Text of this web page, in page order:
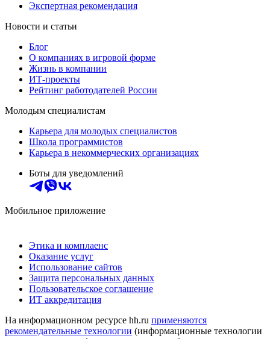
Экспертная рекомендация
Новости и статьи
Блог
О компаниях в игровой форме
Жизнь в компании
ИТ-проекты
Рейтинг работодателей России
Молодым специалистам
Карьера для молодых специалистов
Школа программистов
Карьера в некоммерческих организациях
Боты для уведомлений
Мобильное приложение
Этика и комплаенс
Оказание услуг
Использование сайтов
Защита персональных данных
Пользовательское соглашение
ИТ аккредитация
На информационном ресурсе hh.ru применяются
рекомендательные технологии (информационные технологии